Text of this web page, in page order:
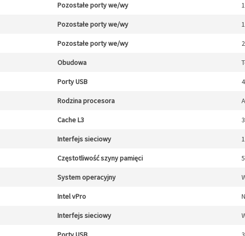
Pozostałe porty we/wy
Pozostałe porty we/wy
Pozostałe porty we/wy
Obudowa
Porty USB
Rodzina procesora
Cache L3
Interfejs sieciowy
Częstotliwość szyny pamięci
System operacyjny
Intel vPro
Interfejs sieciowy